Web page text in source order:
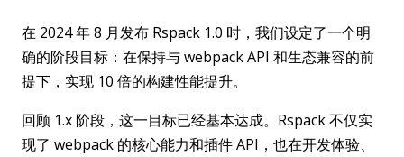
在 2024 年 8 月发布 Rspack 1.0 时，我们设定了一个明
确的阶段目标：在保持与 webpack API 和生态兼容的前
提下，实现 10 倍的构建性能提升。
回顾 1.x 阶段，这一目标已经基本达成。Rspack 不仅实
现了 webpack 的核心能力和插件 API，也在开发体验、